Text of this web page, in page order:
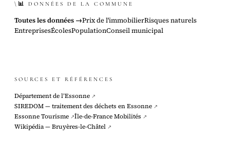
\📊 DONNÉES DE LA COMMUNE
Toutes les données →Prix de l'immobilierRisques naturels
EntreprisesÉcolesPopulationConseil municipal
SOURCES ET RÉFÉRENCES
Département de l’Essonne ↗
SIREDOM — traitement des déchets en Essonne ↗
Essonne Tourisme ↗Île-de-France Mobilités ↗
Wikipédia — Bruyères-le-Châtel ↗